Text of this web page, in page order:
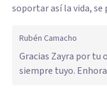
soportar así la vida, se
Rubén Camacho
Gracias Zayra por tu
siempre tuyo.